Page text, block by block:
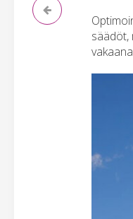
säädöt,